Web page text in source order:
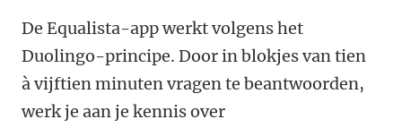
De Equalista-app werkt volgens het
Duolingo-principe. Door in blokjes van tien
à vijftien minuten vragen te beantwoorden,
werk je aan je kennis over